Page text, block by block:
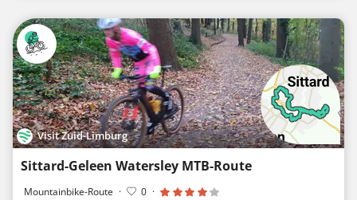
Visit Zuid-Limburg
Sittard-Geleen Watersley MTB-Route
Mountainbike-Route · 0 ·